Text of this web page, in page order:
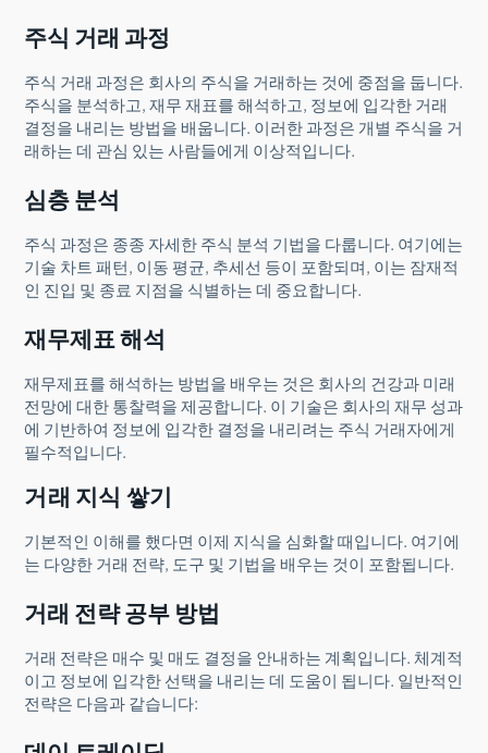
주식 거래 과정
주식 거래 과정은 회사의 주식을 거래하는 것에 중점을 둡니다.
주식을 분석하고, 재무 재표를 해석하고, 정보에 입각한 거래
결정을 내리는 방법을 배웁니다. 이러한 과정은 개별 주식을 거
래하는 데 관심 있는 사람들에게 이상적입니다.
심층 분석
주식 과정은 종종 자세한 주식 분석 기법을 다룹니다. 여기에는
기술 차트 패턴, 이동 평균, 추세선 등이 포함되며, 이는 잠재적
인 진입 및 종료 지점을 식별하는 데 중요합니다.
재무제표 해석
재무제표를 해석하는 방법을 배우는 것은 회사의 건강과 미래
전망에 대한 통찰력을 제공합니다. 이 기술은 회사의 재무 성과
에 기반하여 정보에 입각한 결정을 내리려는 주식 거래자에게
필수적입니다.
거래 지식 쌓기
기본적인 이해를 했다면 이제 지식을 심화할 때입니다. 여기에
는 다양한 거래 전략, 도구 및 기법을 배우는 것이 포함됩니다.
거래 전략 공부 방법
거래 전략은 매수 및 매도 결정을 안내하는 계획입니다. 체계적
이고 정보에 입각한 선택을 내리는 데 도움이 됩니다. 일반적인
전략은 다음과 같습니다: